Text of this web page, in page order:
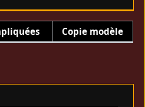
Copie modèle